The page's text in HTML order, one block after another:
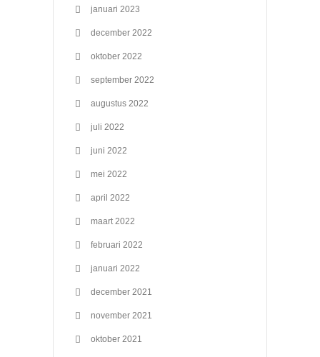
januari 2023
december 2022
oktober 2022
september 2022
augustus 2022
juli 2022
juni 2022
mei 2022
april 2022
maart 2022
februari 2022
januari 2022
december 2021
november 2021
oktober 2021